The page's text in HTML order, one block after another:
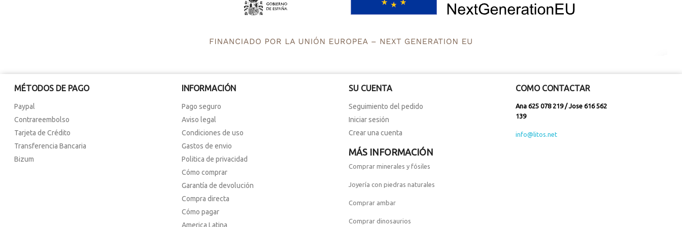
MÉTODOS DE PAGO
Paypal
Contrareembolso
Tarjeta de Crédito
Transferencia Bancaria
Bizum
INFORMACIÓN
Pago seguro
Aviso legal
Condiciones de uso
Gastos de envio
Politica de privacidad
Cómo comprar
Garantía de devolución
Compra directa
Cómo pagar
America Latina
SU CUENTA
Seguimiento del pedido
Iniciar sesión
Crear una cuenta
COMO CONTACTAR
Ana 625 078 219 / Jose 616 562
139
info@litos.net
MÁS INFORMACIÓN
Comprar minerales y fósiles
Joyería con piedras naturales
Comprar ambar
Comprar dinosaurios